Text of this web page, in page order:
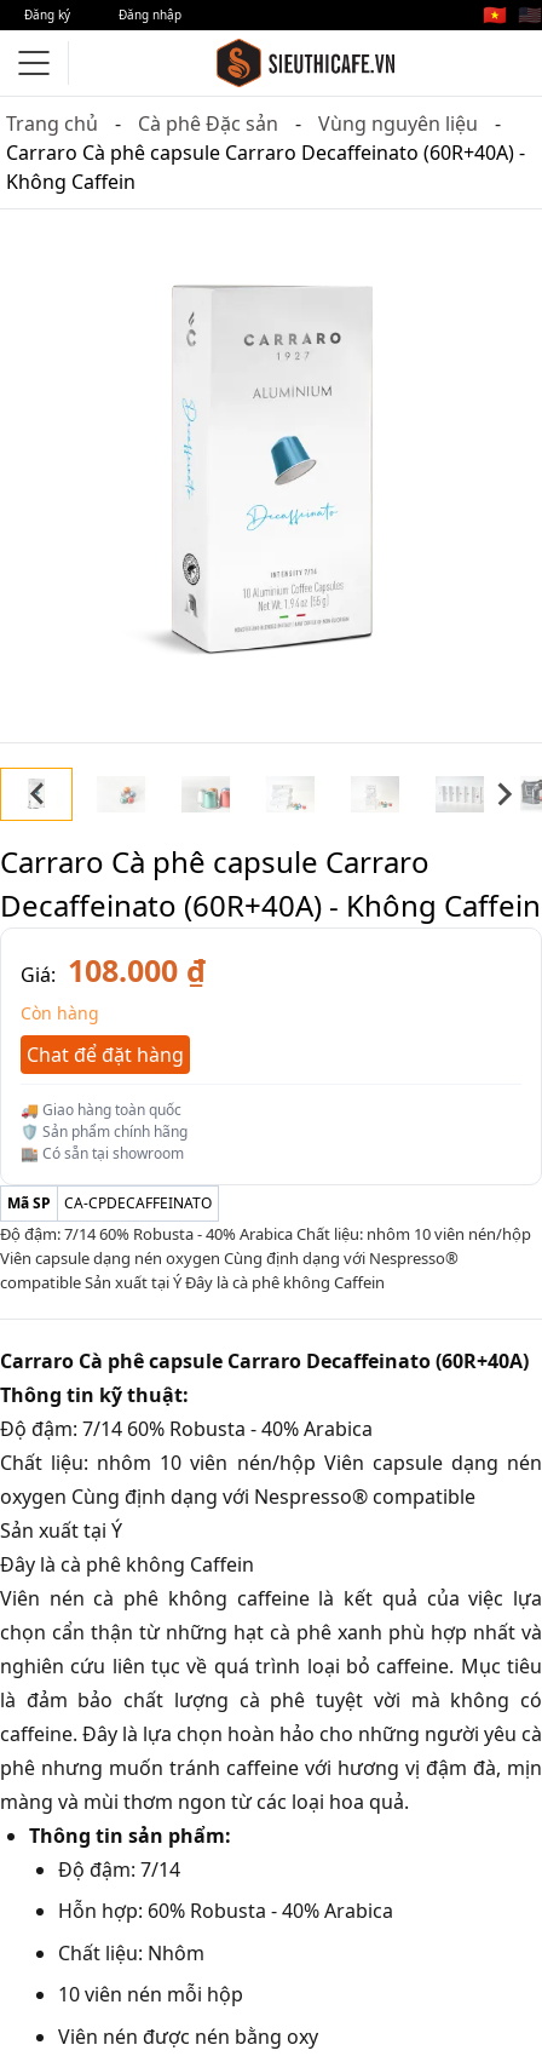
Đăng ký Đăng nhập 🇻🇳 🇺🇸
Trang chủ Cà phê Đặc sản
Vùng nguyên liệu
Carraro Cà phê capsule Carraro Decaffeinato (60R+40A) -
Không Caffein
Carraro Cà phê capsule Carraro
Decaffeinato (60R+40A) - Không Caffein
Giá: 108.000 ₫
Còn hàng
Chat để đặt hàng
🚚 Giao hàng toàn quốc
🛡️ Sản phẩm chính hãng
🏬 Có sẵn tại showroom
Mã SP CA-CPDECAFFEINATO
Độ đậm: 7/14 60% Robusta - 40% Arabica Chất liệu: nhôm 10 viên nén/hộp
Viên capsule dạng nén oxygen Cùng định dạng với Nespresso®
compatible Sản xuất tại Ý Đây là cà phê không Caffein
Carraro Cà phê capsule Carraro Decaﬀeinato (60R+40A)
Thông tin kỹ thuật:
Độ đậm: 7/14 60% Robusta - 40% Arabica
Chất liệu: nhôm 10 viên nén/hộp Viên capsule dạng nén
oxygen Cùng định dạng với Nespresso® compatible
Sản xuất tại Ý
Đây là cà phê không Caffein
Viên nén cà phê không caffeine là kết quả của việc lựa
chọn cẩn thận từ những hạt cà phê xanh phù hợp nhất và
nghiên cứu liên tục về quá trình loại bỏ caffeine. Mục tiêu
là đảm bảo chất lượng cà phê tuyệt vời mà không có
caffeine. Đây là lựa chọn hoàn hảo cho những người yêu cà
phê nhưng muốn tránh caffeine với hương vị đậm đà, mịn
màng và mùi thơm ngon từ các loại hoa quả.
Thông tin sản phẩm:
Độ đậm: 7/14
Hỗn hợp: 60% Robusta - 40% Arabica
Chất liệu: Nhôm
10 viên nén mỗi hộp
Viên nén được nén bằng oxy